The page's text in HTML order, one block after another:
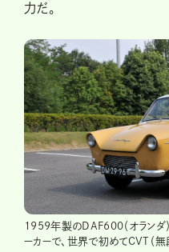
力だ。
1959年製のDAF600（オランダ
ーカーで、世界で初めてCVT（